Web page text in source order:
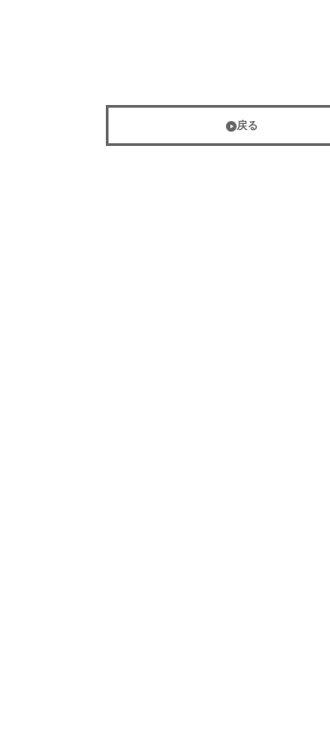
戻る